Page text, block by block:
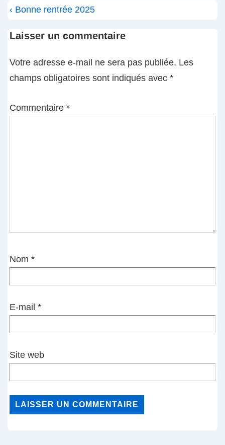
Navigation
l’article
Previous
is
‹ Bonne rentrée 2025
Laisser un commentaire
Votre adresse e-mail ne sera pas publiée. Les
champs obligatoires sont indiqués avec *
Commentaire *
Nom *
E-mail *
Site web